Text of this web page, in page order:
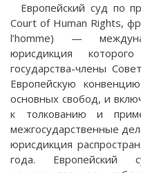
Европейский суд по
Court of Human Rights,
l’homme) —
юрисдикция
государства-члены
Европейскую
основных свобод, и
к толкованию и
межгосударственные
юрисдикция
года. Европейский